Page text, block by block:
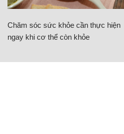
Chăm sóc sức khỏe cần thực hiện
ngay khi cơ thể còn khỏe